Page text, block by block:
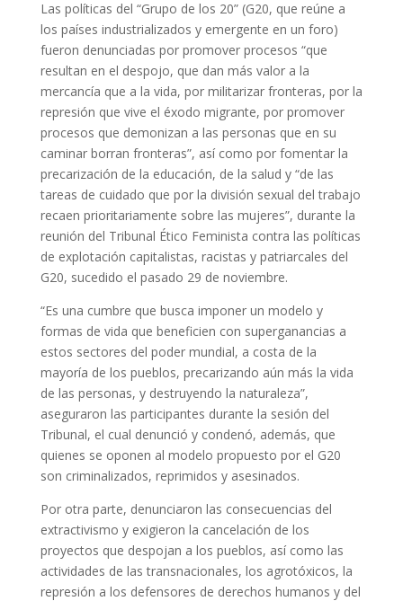
Las políticas del “Grupo de los 20” (G20, que reúne a
los países industrializados y emergente en un foro)
fueron denunciadas por promover procesos “que
resultan en el despojo, que dan más valor a la
mercancía que a la vida, por militarizar fronteras, por la
represión que vive el éxodo migrante, por promover
procesos que demonizan a las personas que en su
caminar borran fronteras”, así como por fomentar la
precarización de la educación, de la salud y “de las
tareas de cuidado que por la división sexual del trabajo
recaen prioritariamente sobre las mujeres”, durante la
reunión del Tribunal Ético Feminista contra las políticas
de explotación capitalistas, racistas y patriarcales del
G20, sucedido el pasado 29 de noviembre.
“Es una cumbre que busca imponer un modelo y
formas de vida que beneficien con superganancias a
estos sectores del poder mundial, a costa de la
mayoría de los pueblos, precarizando aún más la vida
de las personas, y destruyendo la naturaleza”,
aseguraron las participantes durante la sesión del
Tribunal, el cual denunció y condenó, además, que
quienes se oponen al modelo propuesto por el G20
son criminalizados, reprimidos y asesinados.
Por otra parte, denunciaron las consecuencias del
extractivismo y exigieron la cancelación de los
proyectos que despojan a los pueblos, así como las
actividades de las transnacionales, los agrotóxicos, la
represión a los defensores de derechos humanos y del